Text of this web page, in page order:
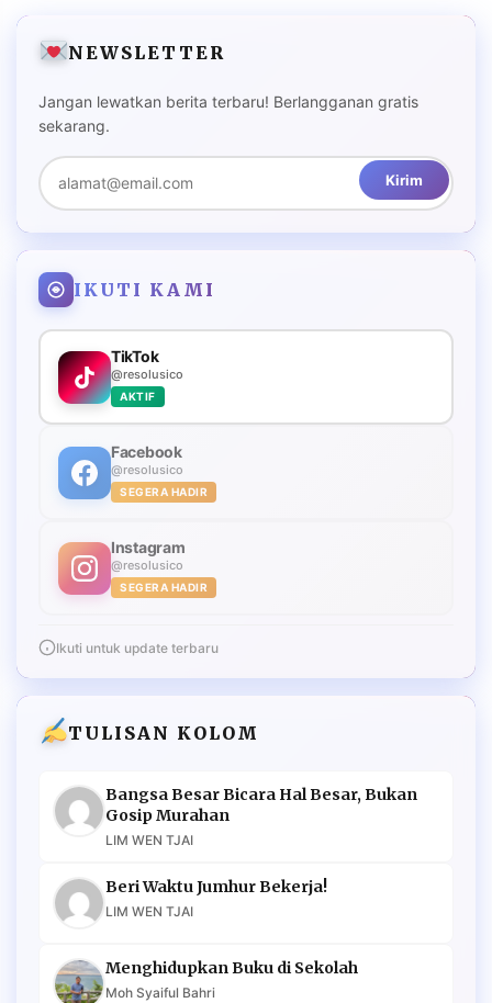
NEWSLETTER
Jangan lewatkan berita terbaru! Berlangganan gratis
sekarang.
Kirim
IKUTI KAMI
TikTok
@resolusico
AKTIF
Facebook
@resolusico
SEGERA HADIR
Instagram
@resolusico
SEGERA HADIR
Ikuti untuk update terbaru
TULISAN KOLOM
Bangsa Besar Bicara Hal Besar, Bukan
Gosip Murahan
LIM WEN TJAI
Beri Waktu Jumhur Bekerja!
LIM WEN TJAI
Menghidupkan Buku di Sekolah
Moh Syaiful Bahri